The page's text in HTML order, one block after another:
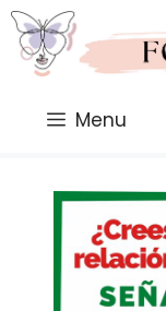
Saltar
al
contenido
Menu